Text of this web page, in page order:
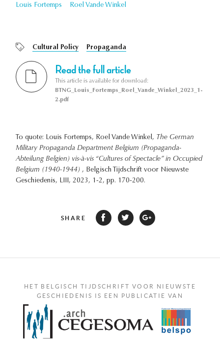
Louis Fortemps Roel Vande Winkel
Cultural Policy Propaganda
Read the full article
This article is available for download:
BTNG_Louis_Fortemps_Roel_Vande_Winkel_2023_1-
2.pdf
To quote: Louis Fortemps, Roel Vande Winkel, The German
Military Propaganda Department Belgium (Propaganda-
Abteilung Belgien) vis-à-vis “Cultures of Spectacle” in Occupied
Belgium (1940-1944) , Belgisch Tijdschrift voor Nieuwste
Geschiedenis, LIII, 2023, 1-2, pp. 170-200.
SHARE
HET BELGISCH TIJDSCHRIFT VOOR NIEUWSTE
GESCHIEDENIS IS EEN PUBLICATIE VAN